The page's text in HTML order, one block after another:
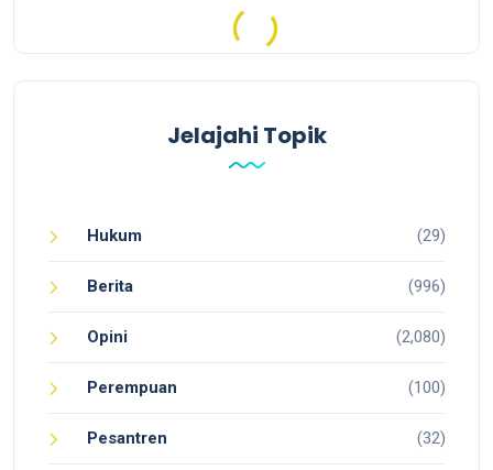
Jelajahi Topik
Hukum (29)
Berita (996)
Opini (2,080)
Perempuan (100)
Pesantren (32)